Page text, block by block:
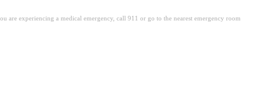
experiencing a medical emergency, call 911 or go to the nearest emergency room